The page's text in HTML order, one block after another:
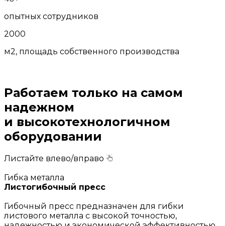
опытных сотрудников
2000
м2, площадь собственного производства
Работаем только на самом
надежном
и высокотехнологичном
оборудовании
Листайте влево/вправо
Гибка металла
Листогибочный пресс
Гибочный пресс предназначен для гибки
листового металла с высокой точностью,